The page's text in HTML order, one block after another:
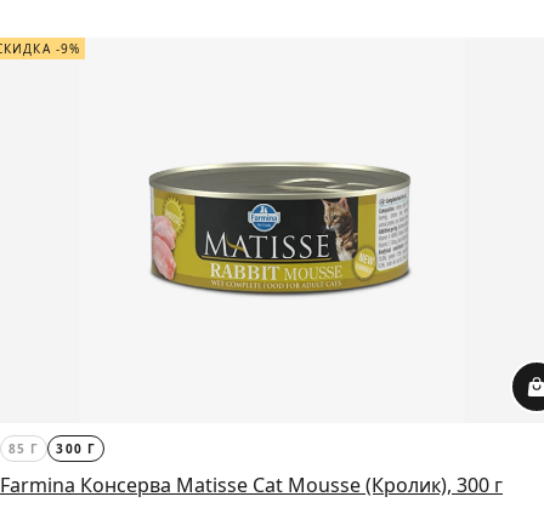
-9%
85 Г 300 Г
Farmina Консерва Matisse Cat Mousse (Кролик), 300 г